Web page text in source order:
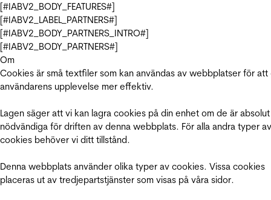
[#IABV2_BODY_FEATURES#]
[#IABV2_LABEL_PARTNERS#]
[#IABV2_BODY_PARTNERS_INTRO#]
[#IABV2_BODY_PARTNERS#]
Om
Cookies är små textfiler som kan användas av webbplatser för att
användarens upplevelse mer effektiv.
Lagen säger att vi kan lagra cookies på din enhet om de är absolut
nödvändiga för driften av denna webbplats. För alla andra typer av
cookies behöver vi ditt tillstånd.
Denna webbplats använder olika typer av cookies. Vissa cookies
placeras ut av tredjepartstjänster som visas på våra sidor.